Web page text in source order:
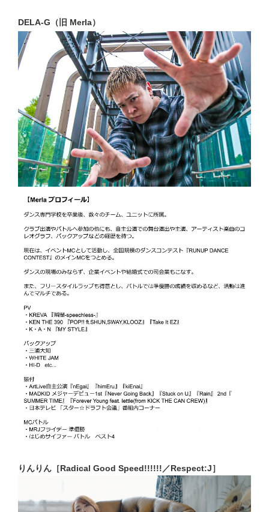
DELA-G（旧 Merla）
りんりん［Radical Good Speed!!!!!!／Respect:J］